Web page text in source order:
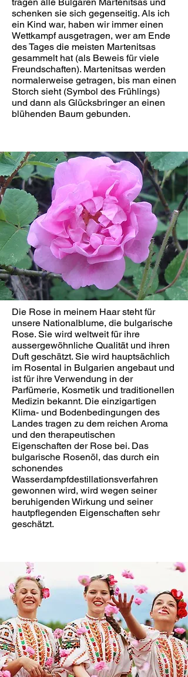
schenken sie sich gegenseitig. Als ich
ein Kind war, haben wir immer einen
Wettkampf ausgetragen, wer am Ende
des Tages die meisten Martenitsas
gesammelt hat (als Beweis für viele
Freundschaften). Martenitsas werden
normalerweise getragen, bis man einen
Storch sieht (Symbol des Frühlings)
und dann als Glücksbringer an einen
blühenden Baum gebunden.
Die Rose in meinem Haar steht für
unsere Nationalblume, die bulgarische
Rose. Sie wird weltweit für ihre
aussergewöhnliche Qualität und ihren
Duft geschätzt. Sie wird hauptsächlich
im Rosental in Bulgarien angebaut und
ist für ihre Verwendung in der
Parfümerie, Kosmetik und traditionellen
Medizin bekannt. Die einzigartigen
Klima- und Bodenbedingungen des
Landes tragen zu dem reichen Aroma
und den therapeutischen
Eigenschaften der Rose bei. Das
bulgarische Rosenöl, das durch ein
schonendes
Wasserdampfdestillationsverfahren
gewonnen wird, wird wegen seiner
beruhigenden Wirkung und seiner
hautpflegenden Eigenschaften sehr
geschätzt.